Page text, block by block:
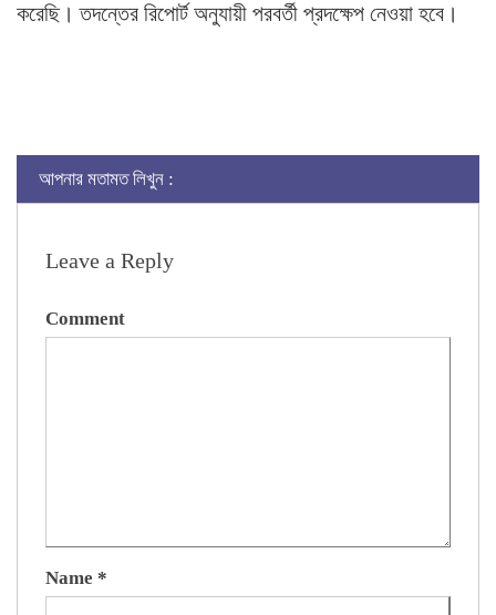
করেছি। তদন্তের রিপোর্ট অনুযায়ী পরবর্তী প্রদক্ষেপ নেওয়া হবে।
আপনার মতামত লিখুন :
Leave a Reply
Comment
Name *